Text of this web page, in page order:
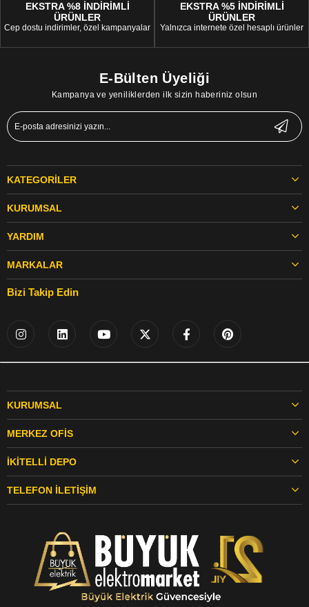
EKSTRA %8 İNDİRİMLİ
ÜRÜNLER
Cep dostu indirimler, özel kampanyalar
EKSTRA %5 İNDİRİMLİ
ÜRÜNLER
Yalnızca internete özel hesaplı ürünler
E-Bülten Üyeliği
Kampanya ve yeniliklerden ilk sizin haberiniz olsun
KATEGORILER
KURUMSAL
YARDIM
MARKALAR
Bizi Takip Edin
KURUMSAL
MERKEZ OFIS
İKITELLI DEPO
TELEFON İLETIŞIM